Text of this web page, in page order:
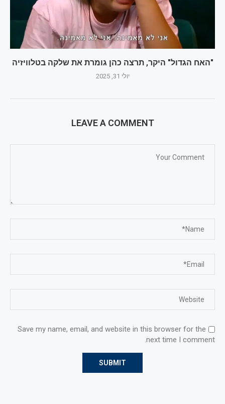
"האח הגדול" היקר, תרצה כהן גומרת את שלקה בטלוויזיה
יולי 31, 2025
LEAVE A COMMENT
Save my name, email, and website in this browser for the
next time I comment.